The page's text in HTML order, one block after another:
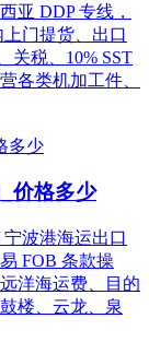
亚 DDP 专线，
门提货、出口
关税、10% SST
各类机加工件、
价格多少
波港海运出口
FOB 条款操
洋海运费、目的
楼、云龙、泉